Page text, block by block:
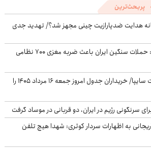
پربحث‌ترین
هدایت ضدپارازیت چینی مجهز شد؟/ تهدید جدی
آسوشیتدپرس افشا کرد: حملات سنگین ایران باعث ضربه مغزی ۷۰۰ نظامی
تغییرات شدید محصولات سایپا/ خریداران جدول امروز جمعه ۱۶ مرداد ۱۴۰۵ را
سرنگونی رژیم در ایران، دو قربانی در موساد گرفت
به اظهارات سردار کوثری: شهدا هیچ تلفن